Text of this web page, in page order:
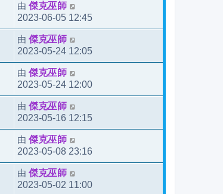
由 傑克巫師
2023-06-05 12:45
由 傑克巫師
2023-05-24 12:05
由 傑克巫師
2023-05-24 12:00
由 傑克巫師
2023-05-16 12:15
由 傑克巫師
2023-05-08 23:16
由 傑克巫師
2023-05-02 11:00